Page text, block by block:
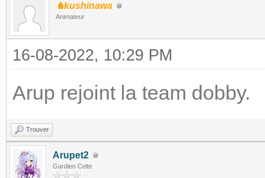
♞kushinawa
Animateur
16-08-2022, 10:29 PM
Arup rejoint la team dobby.
Trouver
Arupet2
Gardien Celte